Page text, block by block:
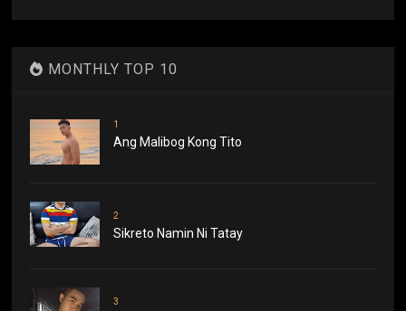
MONTHLY TOP 10
1
Ang Malibog Kong Tito
2
Sikreto Namin Ni Tatay
3